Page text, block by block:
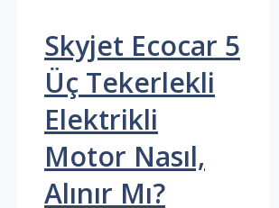
Skyjet Ecocar 5
Üç Tekerlekli
Elektrikli
Motor Nasıl,
Alınır Mı?